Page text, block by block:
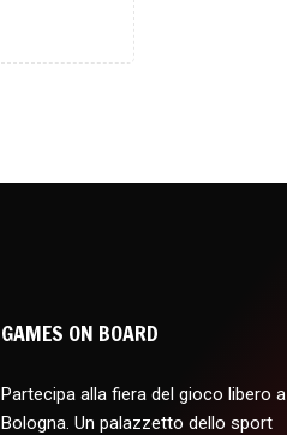
GAMES ON BOARD
Partecipa alla fiera del gioco libero a
Bologna. Un palazzetto dello sport